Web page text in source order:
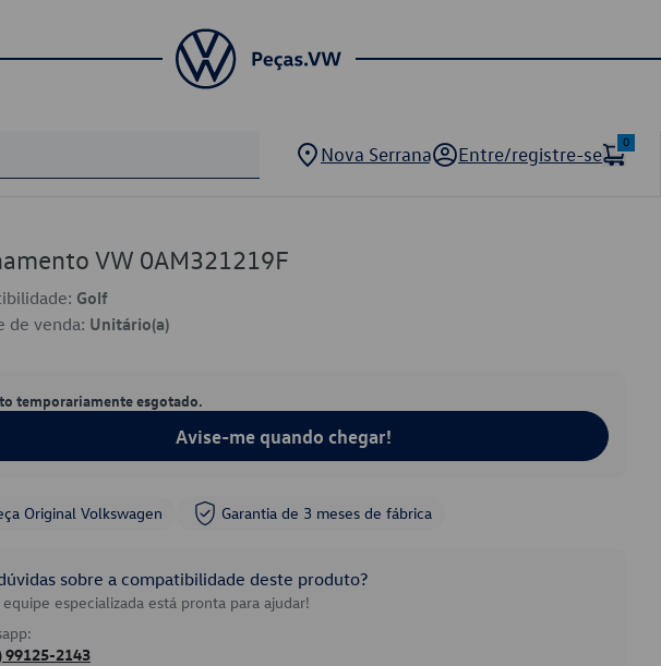
Nova Serrana Entre/registre-se
0
VW 0AM321219F
Golf
de venda: Unitário(a)
temporariamente esgotado.
Avise-me quando chegar!
Original Volkswagen Garantia de 3 meses de fábrica
sobre a compatibilidade deste produto?
equipe especializada está pronta para ajudar!
99125-2143